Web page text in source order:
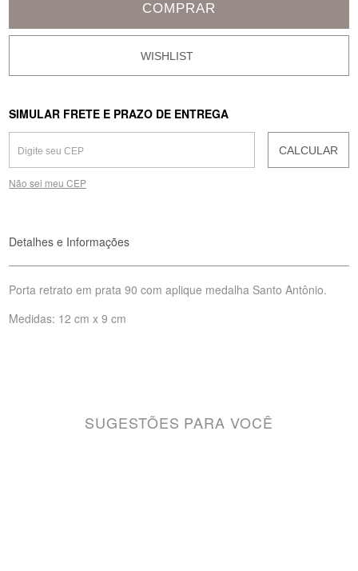
COMPRAR
SIMULAR FRETE E PRAZO DE ENTREGA
CALCULAR
Não sei meu CEP
Detalhes e Informações
Porta retrato em prata 90 com aplique medalha Santo Antônio.
Medidas: 12 cm x 9 cm
SUGESTÕES PARA VOCÊ